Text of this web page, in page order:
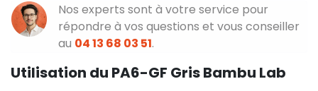
Nos experts sont à votre service pour
répondre à vos questions et vous conseiller
au 04 13 68 03 51.
Utilisation du PA6-GF Gris Bambu Lab